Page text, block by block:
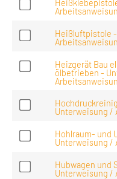
Heißluftpistole
Heizgerät Bau
ölbetrieben -
Unterweisung /
Hohlraum- und
Unterweisung /
Hubwagen und
Unterweisung /